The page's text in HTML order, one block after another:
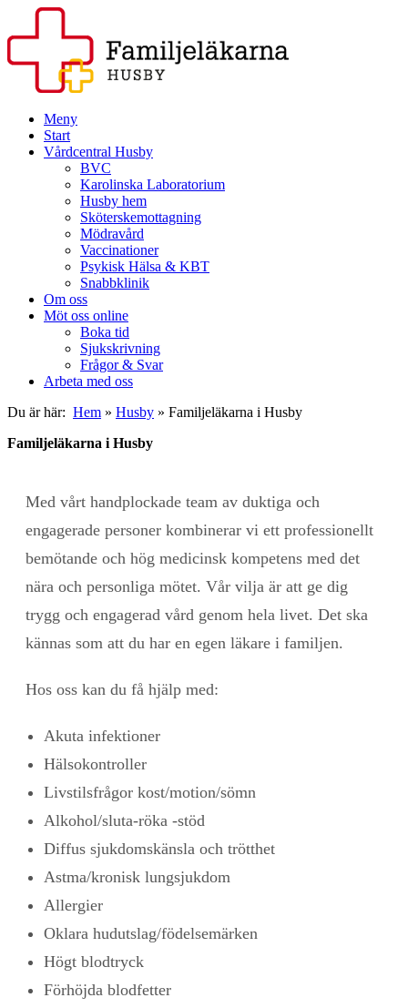
Meny
Start
Vårdcentral Husby
BVC
Karolinska Laboratorium
Husby hem
Sköterskemottagning
Mödravård
Vaccinationer
Psykisk Hälsa & KBT
Snabbklinik
Om oss
Möt oss online
Boka tid
Sjukskrivning
Frågor & Svar
Arbeta med oss
Du är här: Hem » Husby » Familjeläkarna i Husby
Familjeläkarna i Husby
Med vårt handplockade team av duktiga och
engagerade personer kombinerar vi ett professionellt
bemötande och hög medicinsk kompetens med det
nära och personliga mötet. Vår vilja är att ge dig
trygg och engagerad vård genom hela livet. Det ska
kännas som att du har en egen läkare i familjen.
Hos oss kan du få hjälp med:
Akuta infektioner
Hälsokontroller
Livstilsfrågor kost/motion/sömn
Alkohol/sluta-röka -stöd
Diffus sjukdomskänsla och trötthet
Astma/kronisk lungsjukdom
Allergier
Oklara hudutslag/födelsemärken
Högt blodtryck
Förhöjda blodfetter